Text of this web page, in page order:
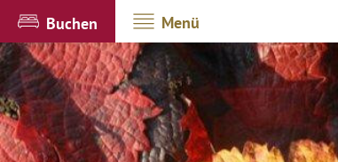
Buchen Menü